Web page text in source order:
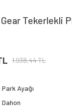
Tekerlekli
1.938,44 TL
Park Ayağı
Dahon